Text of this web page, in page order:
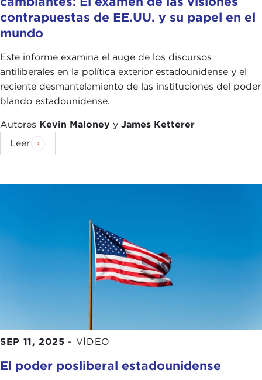
contrapuestas de EE.UU. y su papel en el
mundo
Este informe examina el auge de los discursos
antiliberales en la política exterior estadounidense y el
reciente desmantelamiento de las instituciones del poder
blando estadounidense.
Autores Kevin Maloney y James Ketterer
Leer
SEP 11, 2025 - VÍDEO
El poder posliberal estadounidense